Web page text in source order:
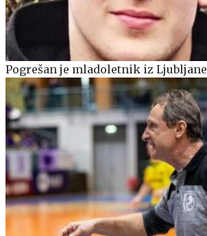
Pogrešan je mladoletnik iz Ljubljane